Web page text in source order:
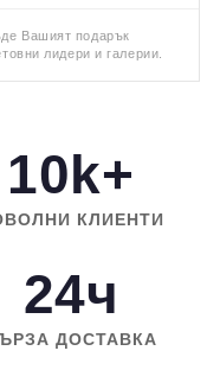
Вашият подарък
лидери и галерии.
10k+
КЛИЕНТИ
24ч
ДОСТАВКА